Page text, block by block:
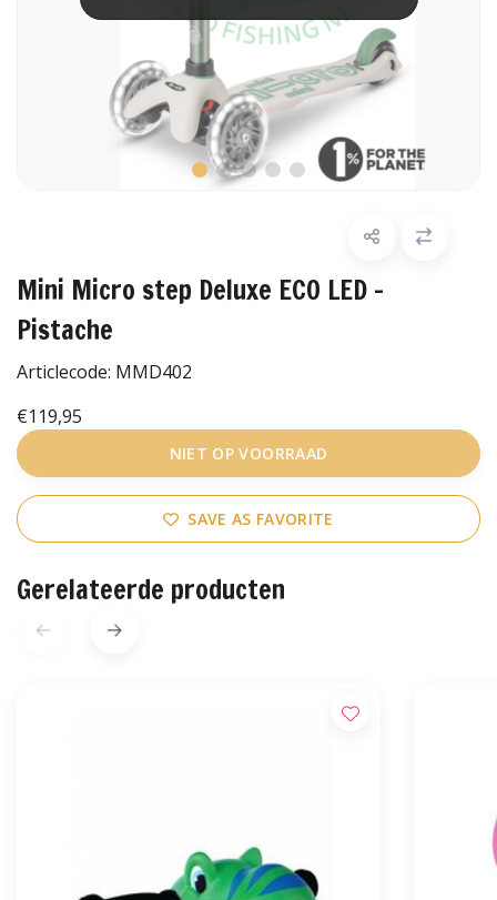
Mini Micro step Deluxe ECO LED -
Pistache
Articlecode: MMD402
€119,95
NIET OP VOORRAAD
SAVE AS FAVORITE
Gerelateerde producten